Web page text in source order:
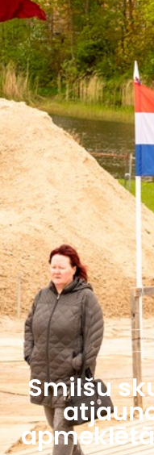
Smilšu